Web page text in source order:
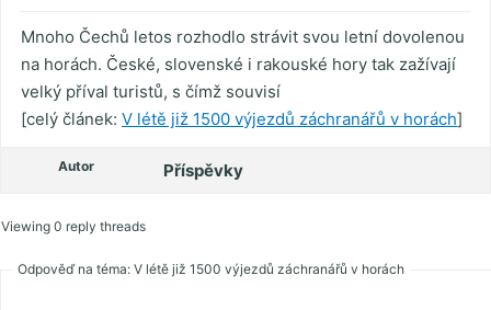
Mnoho Čechů letos rozhodlo strávit svou letní dovolenou
na horách. České, slovenské i rakouské hory tak zažívají
velký příval turistů, s čímž souvisí
[celý článek: V létě již 1500 výjezdů záchranářů v horách]
Autor Příspěvky
Viewing 0 reply threads
Odpověď na téma: V létě již 1500 výjezdů záchranářů v horách